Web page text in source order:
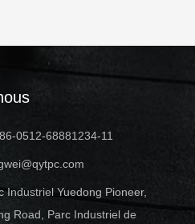
0512-68881234-11
Yuedong Pioneer,
Road, Parc Industriel de